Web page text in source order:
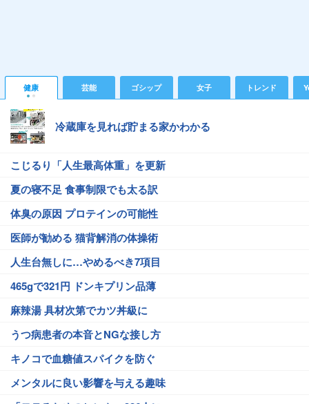
健康 芸能 ゴシップ 女子 トレンド
冷蔵庫を見れば貯まる家かわかる
こじるり「人生最高体重」を更新
夏の寝不足 食事制限でも太る訳
体臭の原因 プロテインの可能性
医師が勧める 猫背解消の体操術
人生台無しに…やめるべき7項目
465gで321円 ドンキプリン品薄
麻辣湯 具材次第でカツ丼級に
うつ病患者の本音とNGな接し方
キノコで血糖値スパイクを防ぐ
メンタルに良い影響を与える趣味